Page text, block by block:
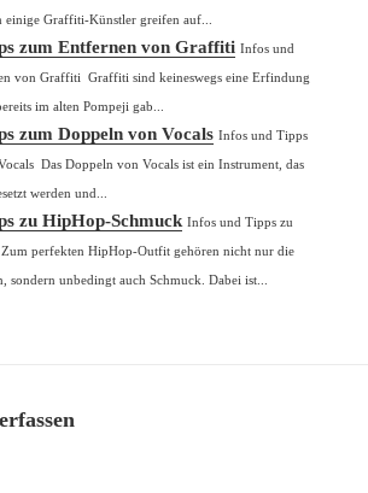
einige Graffiti-Künstler greifen auf...
zum Entfernen von Graffiti Infos und
von Graffiti Graffiti sind keineswegs eine Erfindung
im alten Pompeji gab...
zum Doppeln von Vocals Infos und Tipps
Das Doppeln von Vocals ist ein Instrument, das
werden und...
zu HipHop-Schmuck Infos und Tipps zu
perfekten HipHop-Outfit gehören nicht nur die
sondern unbedingt auch Schmuck. Dabei ist...